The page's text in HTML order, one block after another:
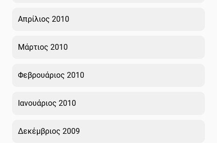
Απρίλιος 2010
Μάρτιος 2010
Φεβρουάριος 2010
Ιανουάριος 2010
Δεκέμβριος 2009